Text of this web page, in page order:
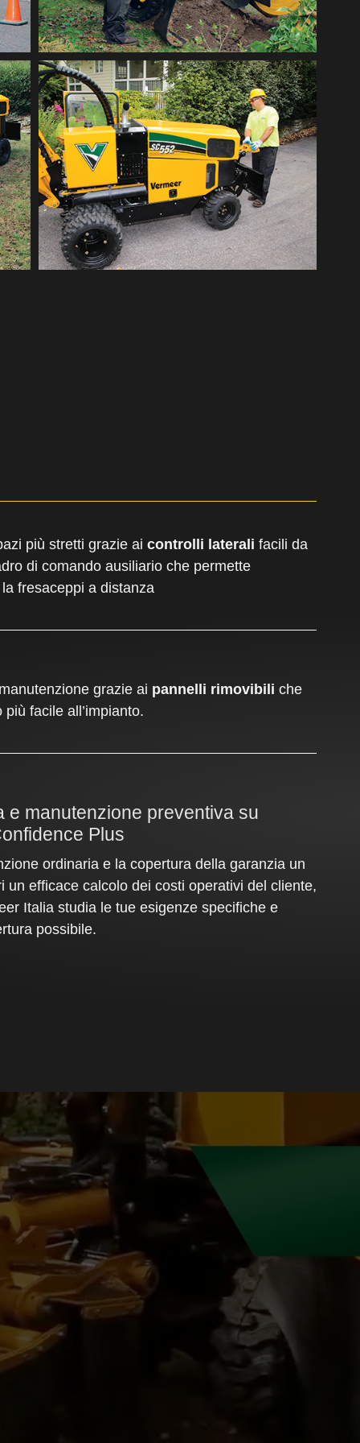
più stretti grazie ai controlli laterali facili da
di comando ausiliario che permette
fresaceppi a distanza
grazie ai pannelli rimovibili che
facile all’impianto.
e manutenzione preventiva su
Plus
ordinaria e la copertura della garanzia un
un efficace calcolo dei costi operativi del cliente,
Italia studia le tue esigenze specifiche e
possibile.